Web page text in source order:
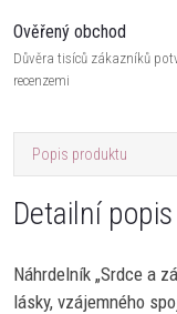
Ověřený obchod
Důvěra tisíců zákazníků
recenzemi
Popis produktu
Detailní
Náhrdelník „Srdce a
lásky, vzájemného